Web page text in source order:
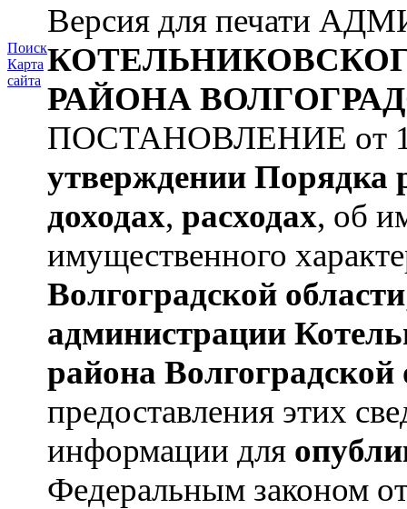
Поиск
Карта
сайта
Версия для печати
РАЙОНА
ПОСТАНОВЛЕНИЕ от
утверждении Порядка
доходах, расходах, об
имущественного
Волгоградской области
администрации
района Волгоградской
предоставления этих
информации для
Федеральным законом